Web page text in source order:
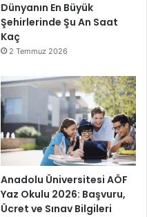
Dünyanın En Büyük
Şehirlerinde Şu An Saat
Kaç
2 Temmuz 2026
Anadolu Üniversitesi AÖF
Yaz Okulu 2026: Başvuru,
Ücret ve Sınav Bilgileri